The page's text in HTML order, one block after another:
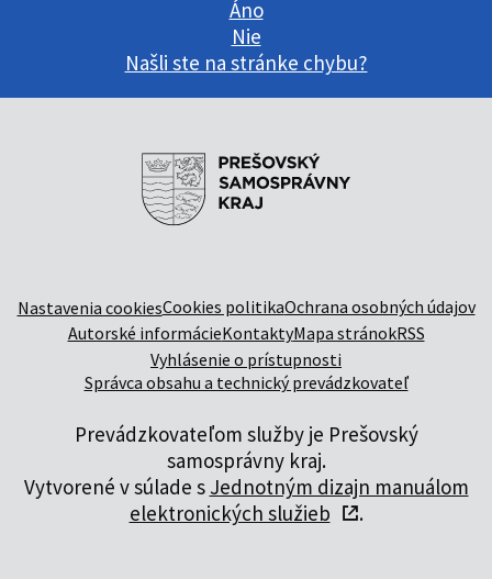
Áno
Nie
Našli ste na stránke chybu?
Nastavenia cookiesCookies politikaOchrana osobných údajov
Autorské informácieKontaktyMapa stránokRSS
Vyhlásenie o prístupnosti
Správca obsahu a technický prevádzkovateľ
Prevádzkovateľom služby je Prešovský
samosprávny kraj.
Vytvorené v súlade s Jednotným dizajn manuálom
elektronických služieb
.